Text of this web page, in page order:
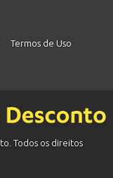
Termos de Uso
Todos os direitos